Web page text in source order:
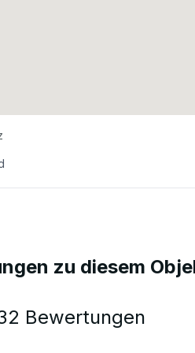
zu diesem
Bewertungen